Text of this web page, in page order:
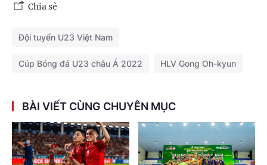
Chia sẻ
Đội tuyển U23 Việt Nam
Cúp Bóng đá U23 châu Á 2022 HLV Gong Oh-kyun
BÀI VIẾT CÙNG CHUYÊN MỤC